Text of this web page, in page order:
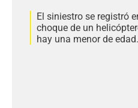
El siniestro se registró
choque de un
hay una menor de edad.